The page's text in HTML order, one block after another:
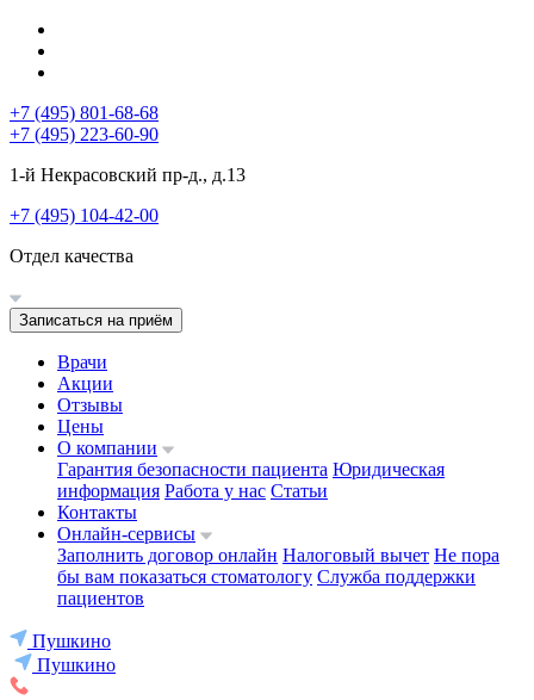
+7 (495) 801-68-68
+7 (495) 223-60-90
1-й Некрасовский пр-д., д.13
+7 (495) 104-42-00
Отдел качества
Записаться на приём
Врачи
Акции
Отзывы
Цены
О компании
Гарантия безопасности пациента Юридическая
информация Работа у нас Статьи
Контакты
Онлайн-сервисы
Заполнить договор онлайн Налоговый вычет Не пора
бы вам показаться стоматологу Служба поддержки
пациентов
Пушкино
Пушкино